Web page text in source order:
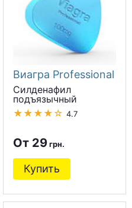
Виагра Professional
Силденафил
подъязычный
★★★★☆ 4.7
От 29
Купить